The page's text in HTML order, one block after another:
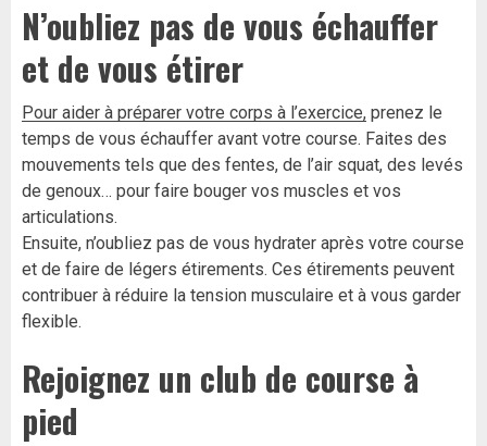
N’oubliez pas de vous échauffer
et de vous étirer
Pour aider à préparer votre corps à l’exercice, prenez le
temps de vous échauffer avant votre course. Faites des
mouvements tels que des fentes, de l’air squat, des levés
de genoux… pour faire bouger vos muscles et vos
articulations.
Ensuite, n’oubliez pas de vous hydrater après votre course
et de faire de légers étirements. Ces étirements peuvent
contribuer à réduire la tension musculaire et à vous garder
flexible.
Rejoignez un club de course à
pied